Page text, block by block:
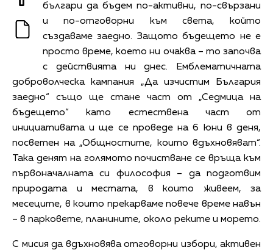
българи да бъдем по-активни, по-свързани
и по-отговорни към света, който
създаваме заедно. Защото бъдещето не е
просто време, което ни очаква – то започва
с действията ни днес. Емблематичната
доброволческа кампания „Да изчистим България
заедно“ също ще стане част от „Седмица на
бъдещето“ като естествена част от
инициативата и ще се проведе на 6 юни в деня,
посветен на „Общностите, които вдъхновяват“.
Така денят на голямото почистване се връща към
първоначалната си философия – да подготвим
природата и местата, в които живеем, за
месеците, в които прекарваме повече време навън
– в парковете, планините, около реките и морето.
С мисия да вдъхновява отговорни избори, активен